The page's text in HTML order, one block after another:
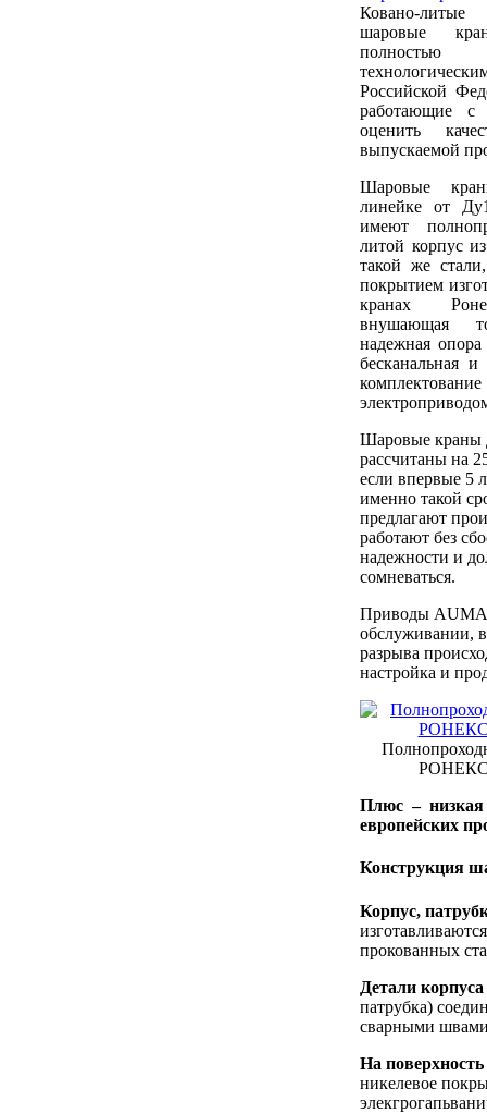
Ковано-
шаровые
полностью
Российской
работающие с
оценить
выпускаемой
Шаровые
линейке от
имеют
литой корпус
такой же
покрытием
кранах
внушающая
надежная
бесканальная и
Шаровые краны
рассчитаны на
если впервые 5
именно такой
предлагают
работают без
надежности и
сомневаться.
Приводы AUMA
обслуживании,
разрыва
настройка и
РОНЕКС
Плюс – низкая
европейских
Конструкция
Корпус,
прокованных
Детали корпуса
патрубка)
сварными
На
никелевое